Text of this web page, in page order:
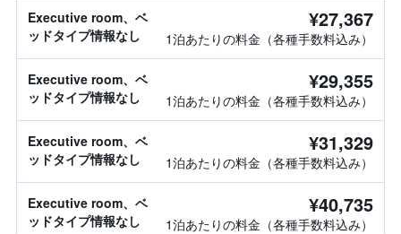
Executive room、ベ
ッドタイプ情報なし
¥27,367
1泊あたりの料金（各種手数料込み）
Executive room、ベ
ッドタイプ情報なし
¥29,355
1泊あたりの料金（各種手数料込み）
Executive room、ベ
ッドタイプ情報なし
¥31,329
1泊あたりの料金（各種手数料込み）
Executive room、ベ
ッドタイプ情報なし
¥40,735
1泊あたりの料金（各種手数料込み）